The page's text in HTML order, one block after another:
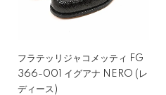
フラテッリジャコメッティ FG
366-001 イグアナ NERO (レ
ディース)